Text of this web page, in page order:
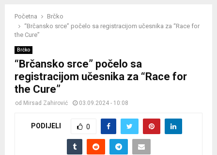
Početna
Brčko
“Brčansko srce” počelo sa registracijom učesnika za “Race for
the Cure”
Brčko
“Brčansko srce” počelo sa
registracijom učesnika za “Race for
the Cure”
od Mirsad Zahirović 03.09.2024 - 10:08
PODIJELI 0